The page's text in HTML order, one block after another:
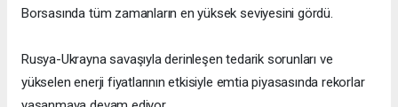
Borsasında tüm zamanların en yüksek seviyesini gördü.
Rusya-Ukrayna savaşıyla derinleşen tedarik sorunları ve
yükselen enerji fiyatlarının etkisiyle emtia piyasasında rekorlar